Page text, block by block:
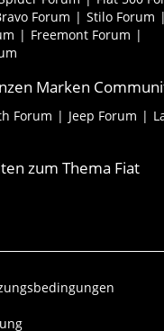
Forum
Stilo Forum
Freemont Forum
Marken
Forum Jeep Forum
zum Thema Fiat